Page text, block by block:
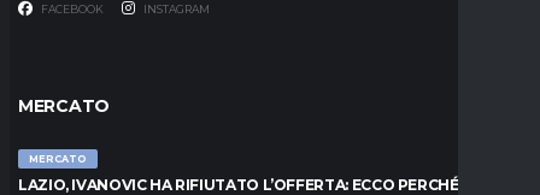
FACEBOOK INSTAGRAM
MERCATO
MERCATO
LAZIO, IVANOVIC HA RIFIUTATO L’OFFERTA: ECCO PERCHÉ